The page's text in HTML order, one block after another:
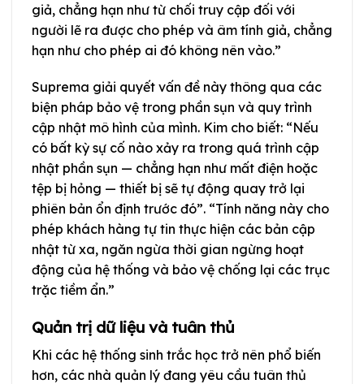
giả, chẳng hạn như từ chối truy cập đối với
người lẽ ra được cho phép và âm tính giả, chẳng
hạn như cho phép ai đó không nên vào.”
Suprema giải quyết vấn đề này thông qua các
biện pháp bảo vệ trong phần sụn và quy trình
cập nhật mô hình của mình. Kim cho biết: “Nếu
có bất kỳ sự cố nào xảy ra trong quá trình cập
nhật phần sụn — chẳng hạn như mất điện hoặc
tệp bị hỏng — thiết bị sẽ tự động quay trở lại
phiên bản ổn định trước đó”. “Tính năng này cho
phép khách hàng tự tin thực hiện các bản cập
nhật từ xa, ngăn ngừa thời gian ngừng hoạt
động của hệ thống và bảo vệ chống lại các trục
trặc tiềm ẩn.”
Quản trị dữ liệu và tuân thủ
Khi các hệ thống sinh trắc học trở nên phổ biến
hơn, các nhà quản lý đang yêu cầu tuân thủ